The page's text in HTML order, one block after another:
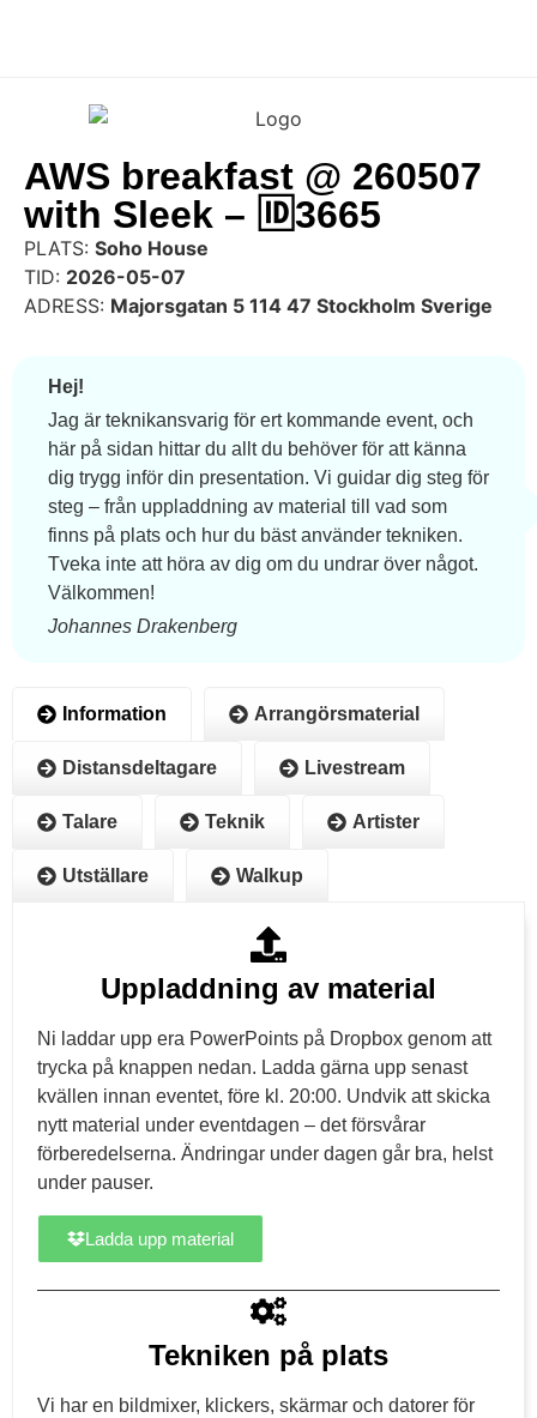
AWS breakfast @ 260507
with Sleek – 🆔3665
PLATS: Soho House
TID: 2026-05-07
ADRESS: Majorsgatan 5 114 47 Stockholm Sverige
Hej!
Jag är teknikansvarig för ert kommande event, och
här på sidan hittar du allt du behöver för att känna
dig trygg inför din presentation. Vi guidar dig steg för
steg – från uppladdning av material till vad som
finns på plats och hur du bäst använder tekniken.
Tveka inte att höra av dig om du undrar över något.
Välkommen!
Johannes Drakenberg
Information Arrangörsmaterial
Distansdeltagare Livestream
Talare Teknik Artister
Utställare Walkup
Uppladdning av material
Ni laddar upp era PowerPoints på Dropbox genom att
trycka på knappen nedan. Ladda gärna upp senast
kvällen innan eventet, före kl. 20:00. Undvik att skicka
nytt material under eventdagen – det försvårar
förberedelserna. Ändringar under dagen går bra, helst
under pauser.
Ladda upp material
Tekniken på plats
Vi har en bildmixer, klickers, skärmar och datorer för